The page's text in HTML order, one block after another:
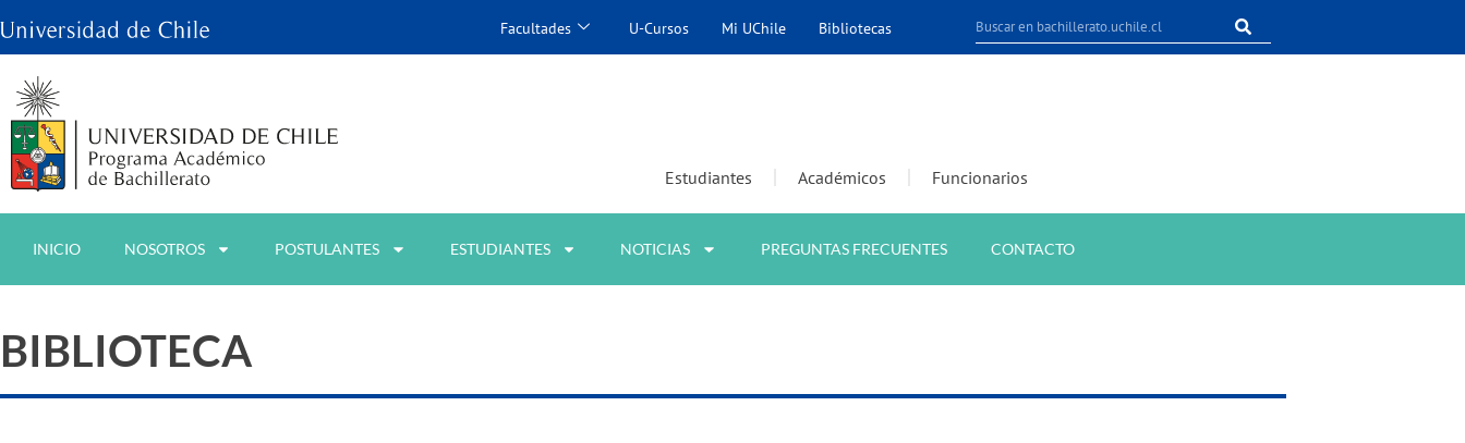
Facultades U-Cursos Mi UChile Bibliotecas
Estudiantes Académicos Funcionarios
INICIO NOSOTROS POSTULANTES ESTUDIANTES NOTICIAS PREGUNTAS FRECUENTES CONTACTO
BIBLIOTECA